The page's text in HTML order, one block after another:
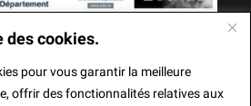
des cookies.
pour vous garantir la meilleure
offrir des fonctionnalités relatives aux